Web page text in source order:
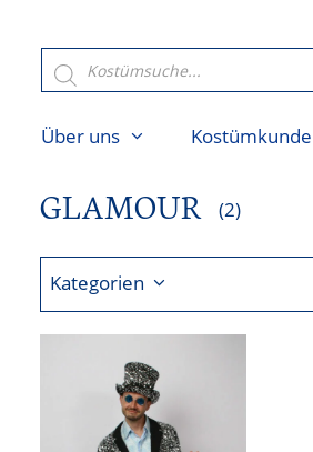
Products
search
Über uns Kostümkunde
GLAMOUR (2)
Kategorien